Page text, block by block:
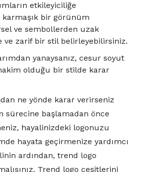
etkileyiciliğe
karmaşık bir görünüm
ve sembollerden uzak
ve zarif bir stil belirleyebilirsiniz.
yanaysanız, cesur soyut
olduğu bir stilde karar
ne yönde karar verirseniz
sürecine başlamadan önce
hayalinizdeki logonuzu
hayata geçirmenize yardımcı
ardından, trend logo
Trend logo çeşitlerini